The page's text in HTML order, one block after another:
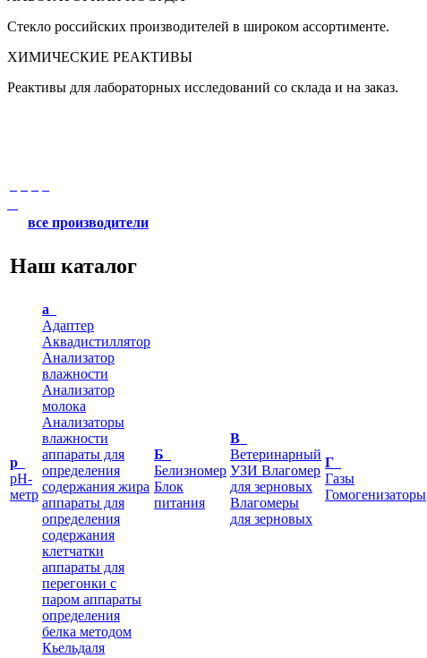
Стекло российских производителей в широком ассортименте.
ХИМИЧЕСКИЕ РЕАКТИВЫ
Реактивы для лабораторных исследований со склада и на заказ.
все производители
Наш каталог
p
pH-
метр
а
Адаптер
Аквадистиллятор
Анализатор
влажности
Анализатор
молока
Анализаторы
влажности
аппараты для
определения
содержания жира
аппараты для
определения
содержания
клетчатки
аппараты для
перегонки с
паром аппараты
определения
белка методом
Кьельдаля
Б
Белизномер
Блок
питания
В
Ветеринарный
УЗИ Влагомер
для зерновых
Влагомеры
для зерновых
Г
Газы
Гомогенизаторы